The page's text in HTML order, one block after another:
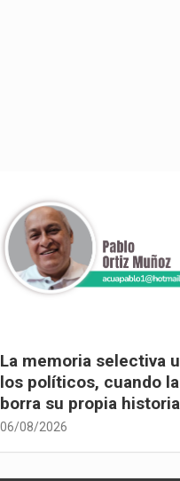
Cuando la vida te
hacia adentro…
06/08/2026